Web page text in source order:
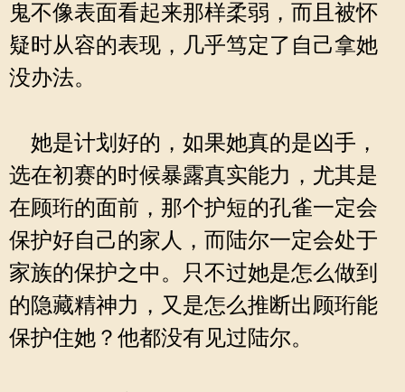
鬼不像表面看起来那样柔弱，而且被怀
疑时从容的表现，几乎笃定了自己拿她
没办法。
她是计划好的，如果她真的是凶手，
选在初赛的时候暴露真实能力，尤其是
在顾珩的面前，那个护短的孔雀一定会
保护好自己的家人，而陆尔一定会处于
家族的保护之中。只不过她是怎么做到
的隐藏精神力，又是怎么推断出顾珩能
保护住她？他都没有见过陆尔。